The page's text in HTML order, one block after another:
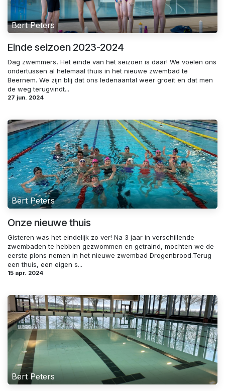
Bert Peters
Einde seizoen 2023-2024
Dag zwemmers, Het einde van het seizoen is daar! We voelen ons
ondertussen al helemaal thuis in het nieuwe zwembad te
Beernem. We zijn blij dat ons ledenaantal weer groeit en dat men
de weg terugvindt...
27 jun. 2024
Bert Peters
Onze nieuwe thuis
Gisteren was het eindelijk zo ver! Na 3 jaar in verschillende
zwembaden te hebben gezwommen en getraind, mochten we de
eerste plons nemen in het nieuwe zwembad Drogenbrood.Terug
een thuis, een eigen s...
15 apr. 2024
Bert Peters